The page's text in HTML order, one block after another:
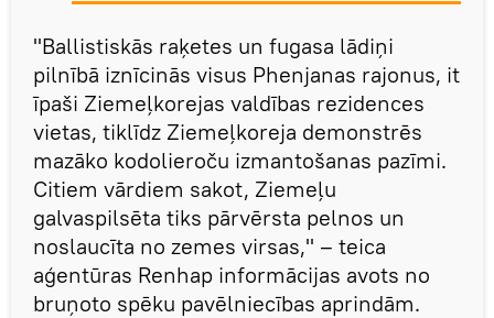
"Ballistiskās raķetes un fugasa lādiņi
pilnībā iznīcinās visus Phenjanas rajonus, it
īpaši Ziemeļkorejas valdības rezidences
vietas, tiklīdz Ziemeļkoreja demonstrēs
mazāko kodolieroču izmantošanas pazīmi.
Citiem vārdiem sakot, Ziemeļu
galvaspilsēta tiks pārvērsta pelnos un
noslaucīta no zemes virsas," – teica
aģentūras Renhap informācijas avots no
bruņoto spēku pavēlniecības aprindām.